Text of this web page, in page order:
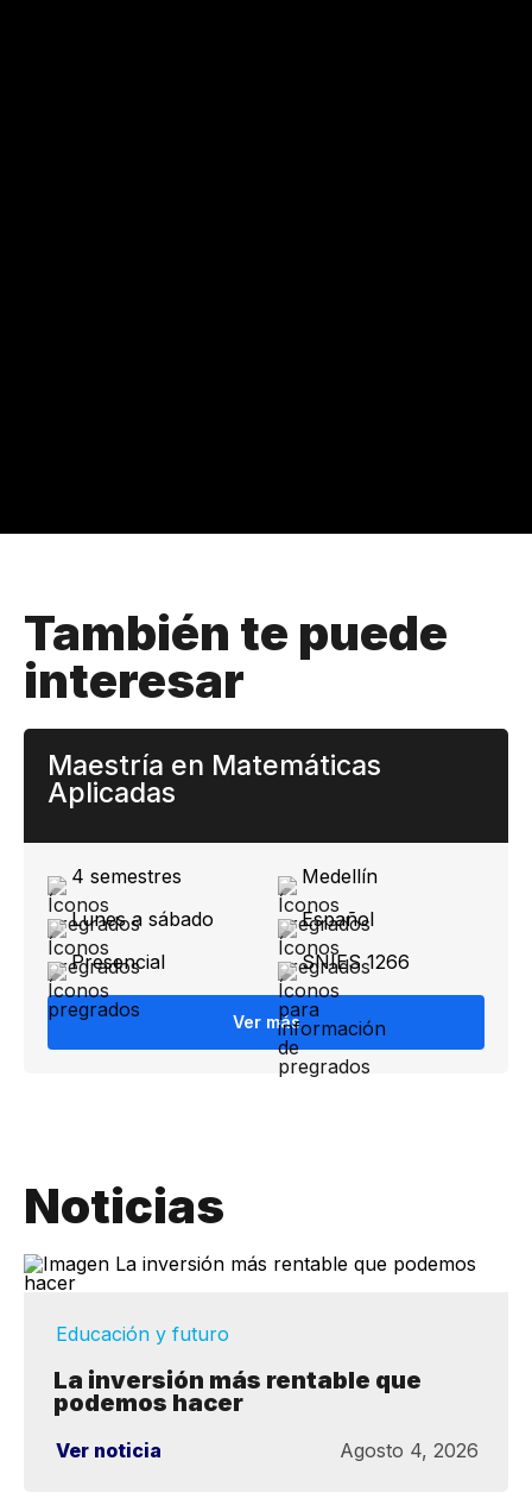
También te puede
interesar
Maestría en Matemáticas
Aplicadas
4 semestres
Medellín
Lunes a sábado
Español
Presencial
SNIES 1266
Ver más
Noticias
Educación y futuro
La inversión más rentable que
podemos hacer
Ver noticia Agosto 4, 2026